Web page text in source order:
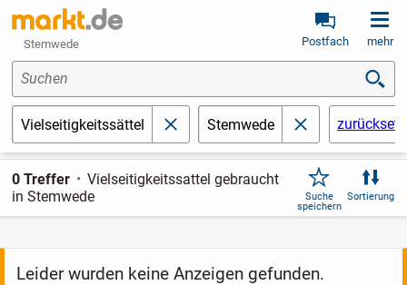
Stemwede Postfach mehr
Suchen
Vielseitigkeitssättel schließenStemwede schließen
0 Treffer
Vielseitigkeitssattel gebraucht
in Stemwede
Suche
speichern
Sortierung
Leider wurden keine Anzeigen gefunden.